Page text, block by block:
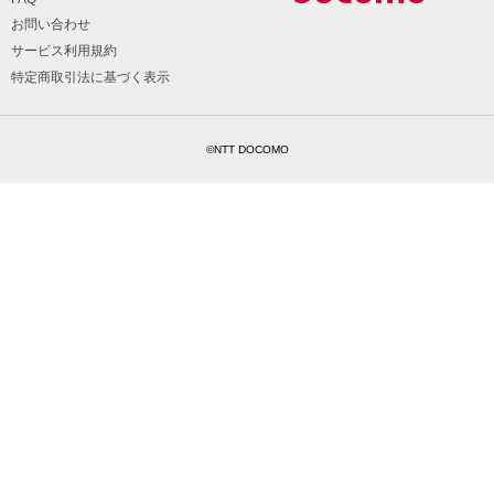
お問い合わせ
サービス利用規約
特定商取引法に基づく表示
©NTT DOCOMO